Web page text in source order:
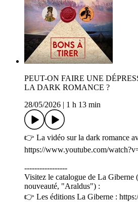
PEUT-ON FAIRE UNE
LA DARK ROMANCE ?
28/05/2026
1 h 13 min
👉 La vidéo sur la dark romance
https://www.youtube.com/
-----------------
Visitez le catalogue de La Giberne
nouveauté, "Araldus") :
👉 Les éditions La Giberne :